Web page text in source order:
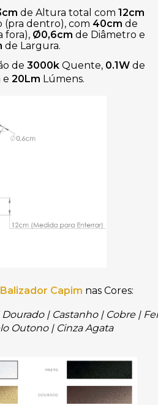
de Altura total com 12cm
dentro), com 40cm de
fora), Ø0,6cm de Diâmetro e
de Largura.
de 3000k Quente, 0.1W de
e 20Lm Lúmens.
Balizador Capim nas Cores:
Dourado |Castanho |Cobre |
Outono |Cinza Agata